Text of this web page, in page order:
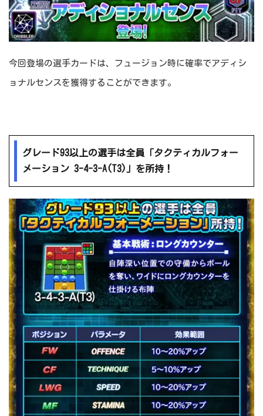
今回登場の選手カードは、フュージョン時に確率でアディシ
ョナルセンスを獲得することができます。
グレード93以上の選手は全員「タクティカルフォー
メーション 3-4-3-A(T3)」を所持！